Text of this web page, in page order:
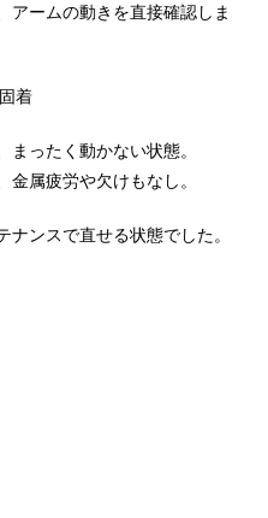
アームの動きを直接確認しま
着
ったく動かない状態。
金属疲労や欠けもなし。
ンスで直せる状態でした。